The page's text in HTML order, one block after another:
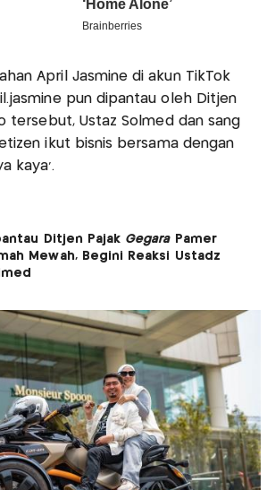
April Jasmine di akun TikTok
pun dipantau oleh Ditjen
tersebut, Ustaz Solmed dan sang
ikut bisnis bersama dengan
kaya'.
Ditjen Pajak GegaraPamer
Mewah, Begini Reaksi Ustadz